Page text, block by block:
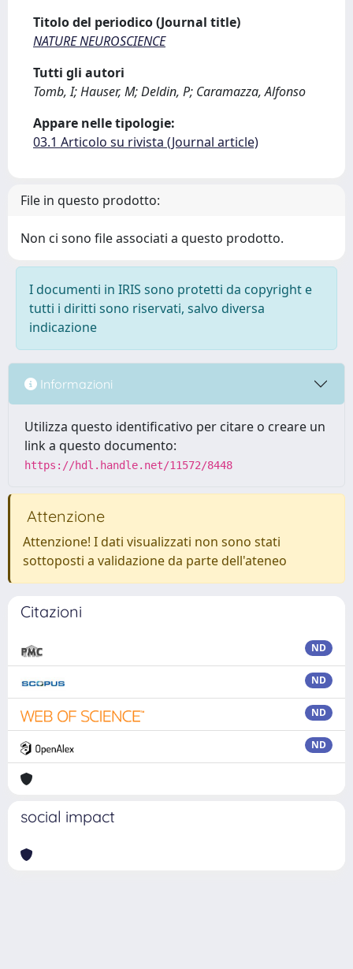
Titolo del periodico (Journal title)
NATURE NEUROSCIENCE
Tutti gli autori
Tomb, I; Hauser, M; Deldin, P; Caramazza, Alfonso
Appare nelle tipologie:
03.1 Articolo su rivista (Journal article)
File in questo prodotto:
Non ci sono file associati a questo prodotto.
I documenti in IRIS sono protetti da copyright e
tutti i diritti sono riservati, salvo diversa
indicazione
Informazioni
Utilizza questo identificativo per citare o creare un
link a questo documento:
https://hdl.handle.net/11572/8448
Attenzione
Attenzione! I dati visualizzati non sono stati
sottoposti a validazione da parte dell'ateneo
Citazioni
ND
ND
ND
ND
social impact